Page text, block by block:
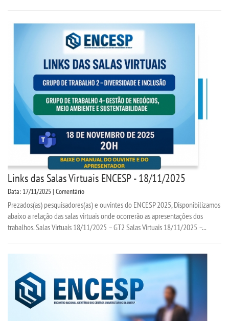
Links das Salas Virtuais ENCESP - 18/11/2025
Data: 17/11/2025 | Comentário
Prezados(as) pesquisadores(as) e ouvintes do ENCESP 2025, Disponibilizamos
abaixo a relação das salas virtuais onde ocorrerão as apresentações dos
trabalhos. Salas Virtuais 18/11/2025 – GT2 Salas Virtuais 18/11/2025 –...